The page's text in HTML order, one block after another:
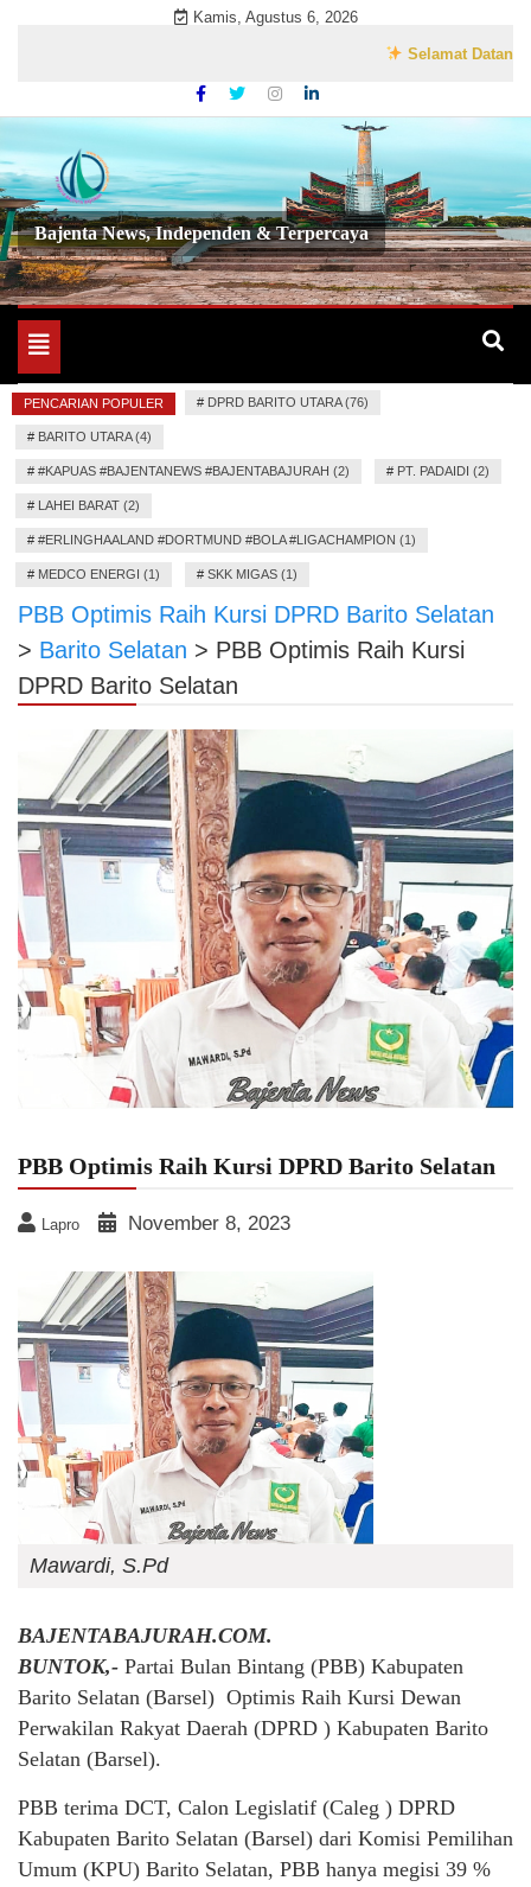
Kamis, Agustus 6, 2026
Selamat Datang di
Bajenta News, Independen & Terpercaya
Toggle
navigation
PENCARIAN POPULER # DPRD BARITO UTARA (76)
# BARITO UTARA (4)
# #KAPUAS #BAJENTANEWS #BAJENTABAJURAH (2) # PT. PADAIDI (2)
# LAHEI BARAT (2)
# #ERLINGHAALAND #DORTMUND #BOLA #LIGACHAMPION (1)
# MEDCO ENERGI (1) # SKK MIGAS (1)
PBB Optimis Raih Kursi DPRD Barito Selatan
> Barito Selatan > PBB Optimis Raih Kursi
DPRD Barito Selatan
PBB Optimis Raih Kursi DPRD Barito Selatan
Lapro November 8, 2023
Mawardi, S.Pd
BAJENTABAJURAH.COM.
BUNTOK,- Partai Bulan Bintang (PBB) Kabupaten
Barito Selatan (Barsel) Optimis Raih Kursi Dewan
Perwakilan Rakyat Daerah (DPRD ) Kabupaten Barito
Selatan (Barsel).
PBB terima DCT, Calon Legislatif (Caleg ) DPRD
Kabupaten Barito Selatan (Barsel) dari Komisi Pemilihan
Umum (KPU) Barito Selatan, PBB hanya megisi 39 %